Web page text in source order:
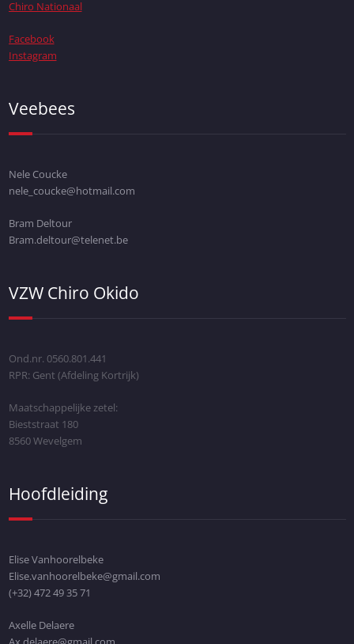
Chiro Nationaal
Facebook
Instagram
Veebees
Nele Coucke
nele_coucke@hotmail.com
Bram Deltour
Bram.deltour@telenet.be
VZW Chiro Okido
Ond.nr. 0560.801.441
RPR: Gent (Afdeling Kortrijk)
Maatschappelijke zetel:
Bieststraat 180
8560 Wevelgem
Hoofdleiding
Elise Vanhoorelbeke
Elise.vanhoorelbeke@gmail.com
(+32)472 49 35 71
Axelle Delaere